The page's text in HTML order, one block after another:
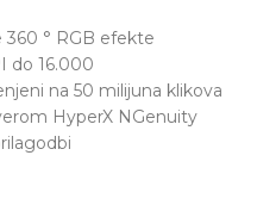
° RGB efekte
do 16.000
na 50 milijuna klikova
HyperX NGenuity